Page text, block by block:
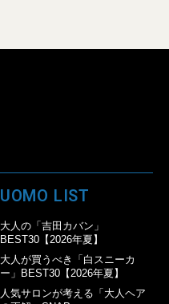
UOMO LIST
大人の「吉田カバン」
BEST30【2026年夏】
大人が買うべき「白スニーカ
ー」BEST30【2026年夏】
人気サロンが考える「大人ヘア